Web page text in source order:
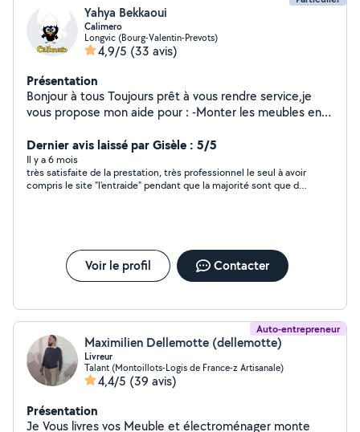
Yahya Bekkaoui
Calimero
Longvic (Bourg-Valentin-Prevots)
4,9/5 (33 avis)
Présentation
Bonjour à tous Toujours prêt à vous rendre service,je
vous propose mon aide pour : -Monter les meubles en
au mur -réparer les machines à laver (changer les pièces
défectueuse -petite plomberie -petite électricité -
tondre le gazon (débarrasser a le déchèterie) -
débroussaillage -débarrasser
sms ) Merci
Dernier avis laissé par Gisèle : 5/5
Il y a 6 mois
très satisfaite de la prestation, très professionnel le seul à avoir
compris le site "l'entraide" pendant que la majorité sont que du
Voir le profil Contacter
Auto-entrepreneur
Maximilien Dellemotte (dellemotte)
Livreur
Talant (Montoillots-Logis de France-z Artisanale)
4,4/5 (39 avis)
Présentation
Je Vous livres vos Meuble et électroménager monte